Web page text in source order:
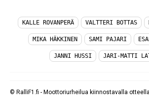
KALLE ROVANPERÄ VALTTERI BOTTAS
MIKA HÄKKINEN SAMI PAJARI
JANNI HUSSI JARI-MATTI
© RalliF1.fi - Moottoriurheilua kiinnostavalla